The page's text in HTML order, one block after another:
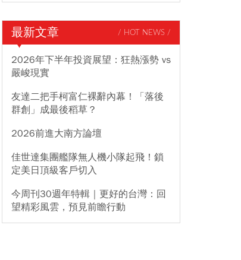
最新文章 / HOT NEWS /
2026年下半年投資展望：狂熱漲勢 vs
嚴峻現實
友達二把手柯富仁裸辭內幕！「落後
群創」成最後稻草？
2026前進大南方論壇
佳世達集團艦隊無人機小隊起飛！鎖
定美日頂級客戶切入
今周刊30週年特輯｜更好的台灣：回
望精彩風雲，預見前瞻行動